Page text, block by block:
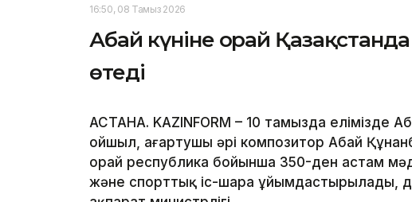
16:50, 08 Тамыз 2026
Абай күніне орай
өтеді
АСТАНА. KAZINFORM – 10 тамызда елімізде
ойшыл, ағартушы әрі композитор Абай
орай республика бойынша 350-ден астам
және спорттық іс-шара ұйымдастырылады,